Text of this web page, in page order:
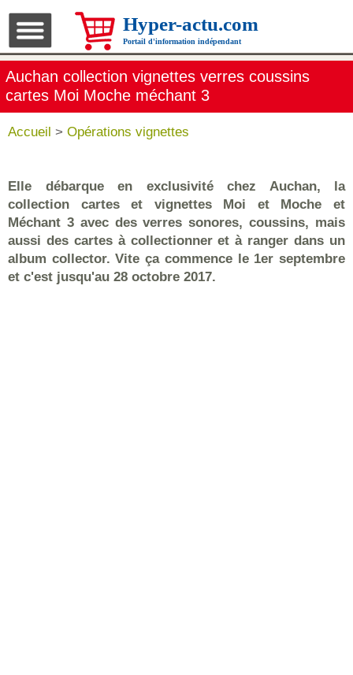
Hyper-actu.com
Portail d'information indépendant
Auchan collection vignettes verres coussins
cartes Moi Moche méchant 3
Accueil > Opérations vignettes
Elle débarque en exclusivité chez Auchan, la
collection cartes et vignettes Moi et Moche et
Méchant 3 avec des verres sonores, coussins, mais
aussi des cartes à collectionner et à ranger dans un
album collector. Vite ça commence le 1er septembre
et c'est jusqu'au 28 octobre 2017.